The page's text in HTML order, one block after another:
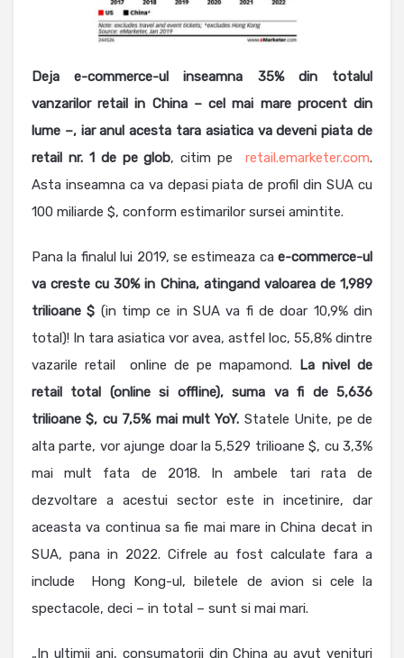
Deja e-commerce-ul inseamna 35% din totalul
vanzarilor retail in China – cel mai mare procent din
lume –, iar anul acesta tara asiatica va deveni piata de
retail nr. 1 de pe glob, citim peretail.emarketer.com.
Asta inseamna ca va depasi piata de profil din SUA cu
100 miliarde $, conform estimarilor sursei amintite.
Pana la finalul lui 2019, se estimeaza ca e-commerce-ul
va creste cu 30% in China, atingand valoarea de 1,989
trilioane $ (in timp ce in SUA va fi de doar 10,9% din
total)! In tara asiatica vor avea, astfel loc, 55,8% dintre
vazarile retail online de pe mapamond. La nivel de
retail total (online si offline), suma va fi de 5,636
trilioane $, cu 7,5% mai mult YoY. Statele Unite, pe de
alta parte, vor ajunge doar la 5,529 trilioane $, cu 3,3%
mai mult fata de 2018. In ambele tari rata de
dezvoltare a acestui sector este in incetinire, dar
aceasta va continua sa fie mai mare in China decat in
SUA, pana in 2022. Cifrele au fost calculate fara a
include Hong Kong-ul, biletele de avion si cele la
spectacole, deci – in total – sunt si mai mari.
„In ultimii ani, consumatorii din China au avut venituri